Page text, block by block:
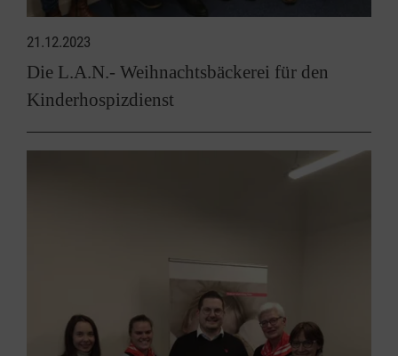
21.12.2023
Die L.A.N.- Weihnachtsbäckerei für den
Kinderhospizdienst